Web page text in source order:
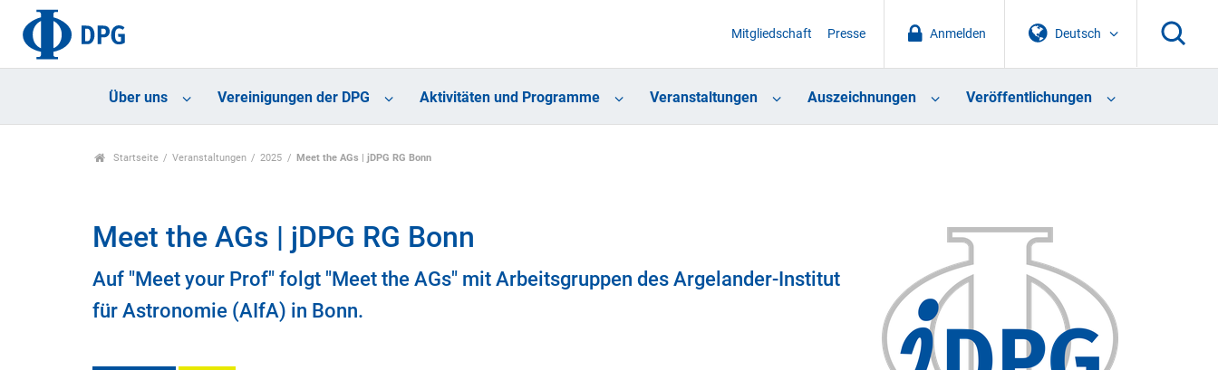
Deutsch
Anmelden
Mitgliedschaft Presse
Über uns Vereinigungen der DPG Aktivitäten und Programme Veranstaltungen Auszeichnungen Veröffentlichungen
Startseite Veranstaltungen 2025 Meet the AGs | jDPG RG Bonn
Meet the AGs | jDPG RG Bonn
Auf "Meet your Prof" folgt "Meet the AGs" mit Arbeitsgruppen des Argelander-Institut
für Astronomie (AIfA) in Bonn.